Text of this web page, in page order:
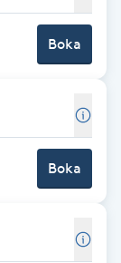
Boka
Boka